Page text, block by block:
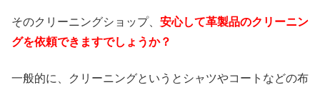
そのクリーニングショップ、 安心して革製品のクリーニン
グを依頼できますでしょうか？
一般的に、クリーニングというとシャツやコートなどの布